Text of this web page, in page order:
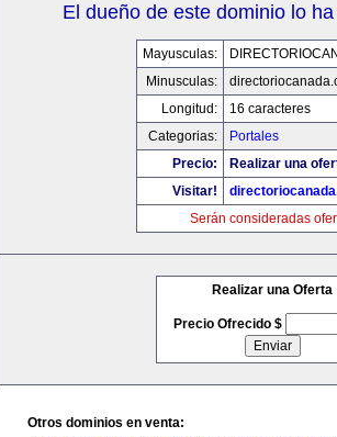
El dueño de este dominio lo
Mayusculas:
Minusculas:
Longitud:
16 caracteres
Categorias:
Portales
Precio:
Realizar una
Visitar!
Serán consideradas
Realizar una Oferta
Precio Ofrecido $
Otros dominios en venta: